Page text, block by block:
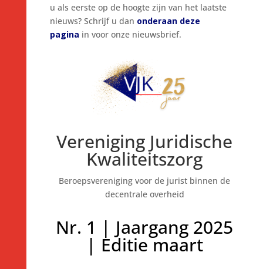
u als eerste op de hoogte zijn van het laatste
nieuws? Schrijf u dan onderaan deze
pagina in voor onze nieuwsbrief.
Vereniging Juridische
Kwaliteitszorg
Beroepsvereniging voor de jurist binnen de
decentrale overheid
Nr. 1 | Jaargang 2025
| Editie maart